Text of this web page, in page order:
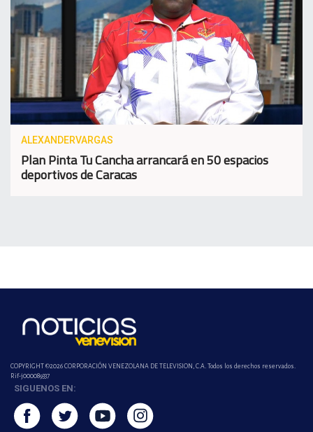
ALEXANDERVARGAS
Plan Pinta Tu Cancha arrancará en 50 espacios
deportivos de Caracas
COPYRIGHT ©2026 CORPORACIÓN VENEZOLANA DE TELEVISION, C.A. Todos los derechos reservados.
Rif-j000089337
SIGUENOS EN: